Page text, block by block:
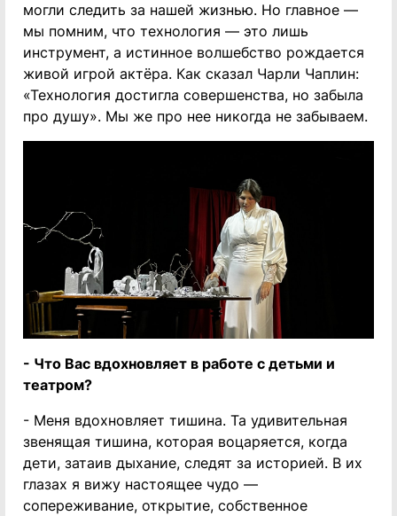
могли следить за нашей жизнью. Но главное —
мы помним, что технология — это лишь
инструмент, а истинное волшебство рождается
живой игрой актёра. Как сказал Чарли Чаплин:
«Технология достигла совершенства, но забыла
про душу». Мы же про нее никогда не забываем.
- Что Вас вдохновляет в работе с детьми и
театром?
- Меня вдохновляет тишина. Та удивительная
звенящая тишина, которая воцаряется, когда
дети, затаив дыхание, следят за историей. В их
глазах я вижу настоящее чудо —
сопереживание, открытие, собственное